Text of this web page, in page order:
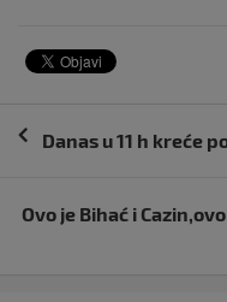
Navigacija
Danas u 11 h kreće
Ovo je Bihać i